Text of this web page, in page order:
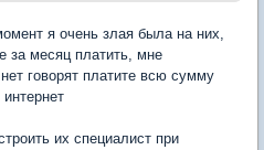
я очень злая была на них,
за месяц платить, мне
говорят платите всю сумму
их специалист при